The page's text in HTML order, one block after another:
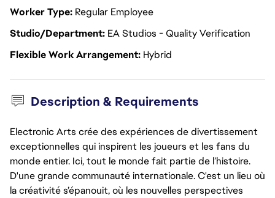
Worker Type Regular Employee
Studio/Department EA Studios - Quality Verification
Flexible Work Arrangement Hybrid
Description & Requirements
Electronic Arts crée des expériences de divertissement
exceptionnelles qui inspirent les joueurs et les fans du
monde entier. Ici, tout le monde fait partie de l’histoire.
D'une grande communauté internationale. C'est un lieu où
la créativité s’épanouit, où les nouvelles perspectives